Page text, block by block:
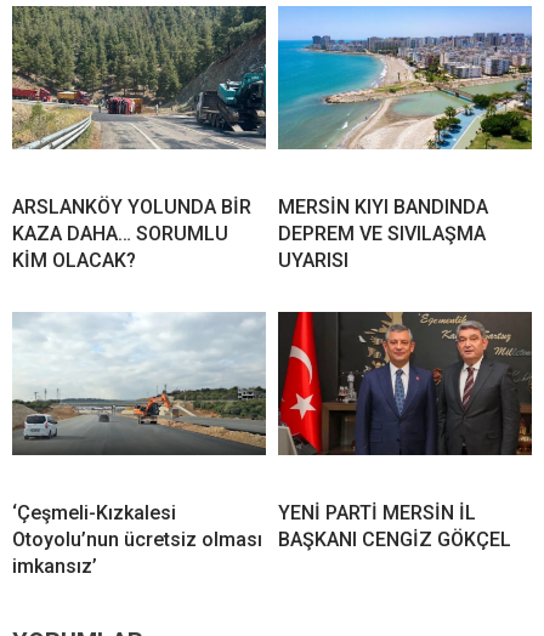
ARSLANKÖY YOLUNDA BİR
KAZA DAHA… SORUMLU
KİM OLACAK?
MERSİN KIYI BANDINDA
DEPREM VE SIVILAŞMA
UYARISI
‘Çeşmeli-Kızkalesi
Otoyolu’nun ücretsiz olması
imkansız’
YENİ PARTİ MERSİN İL
BAŞKANI CENGİZ GÖKÇEL